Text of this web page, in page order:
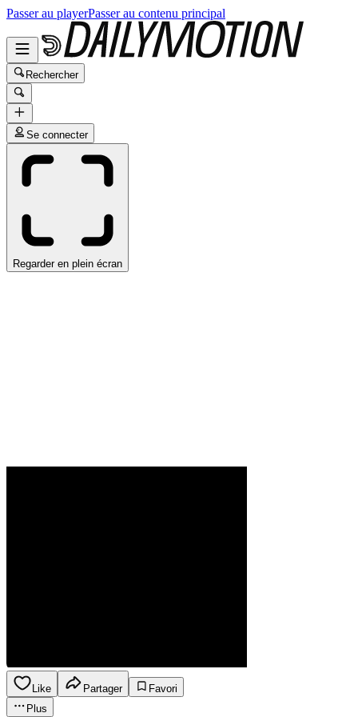
Passer au playerPasser au contenu principal
Rechercher
Se connecter
Regarder en plein écran
Like Partager
Favori
Plus